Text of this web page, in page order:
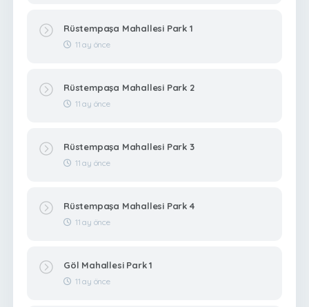
Rüstempaşa Mahallesi Park 1
11 ay önce
Rüstempaşa Mahallesi Park 2
11 ay önce
Rüstempaşa Mahallesi Park 3
11 ay önce
Rüstempaşa Mahallesi Park 4
11 ay önce
Göl Mahallesi Park 1
11 ay önce